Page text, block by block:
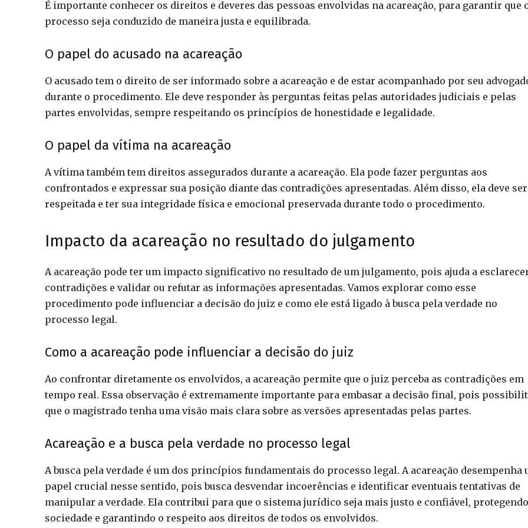
É importante conhecer os direitos e deveres das pessoas envolvidas na acareação, para garantir que
processo seja conduzido de maneira justa e equilibrada.
O papel do acusado na acareação
O acusado tem o direito de ser informado sobre a acareação e de estar acompanhado por seu
durante o procedimento. Ele deve responder às perguntas feitas pelas autoridades judiciais e pelas
partes envolvidas, sempre respeitando os princípios de honestidade e legalidade.
O papel da vítima na acareação
A vítima também tem direitos assegurados durante a acareação. Ela pode fazer perguntas aos
confrontados e expressar sua posição diante das contradições apresentadas. Além disso, ela deve ser
respeitada e ter sua integridade física e emocional preservada durante todo o procedimento.
Impacto da acareação no resultado do julgamento
A acareação pode ter um impacto significativo no resultado de um julgamento, pois ajuda a
contradições e validar ou refutar as informações apresentadas. Vamos explorar como esse
procedimento pode influenciar a decisão do juiz e como ele está ligado à busca pela verdade no
processo legal.
Como a acareação pode influenciar a decisão do juiz
Ao confrontar diretamente os envolvidos, a acareação permite que o juiz perceba as contradições em
tempo real. Essa observação é extremamente importante para embasar a decisão final, pois
que o magistrado tenha uma visão mais clara sobre as versões apresentadas pelas partes.
Acareação e a busca pela verdade no processo legal
A busca pela verdade é um dos princípios fundamentais do processo legal. A acareação desempenha
papel crucial nesse sentido, pois busca desvendar incoerências e identificar eventuais tentativas de
manipular a verdade. Ela contribui para que o sistema jurídico seja mais justo e confiável,
sociedade e garantindo o respeito aos direitos de todos os envolvidos.